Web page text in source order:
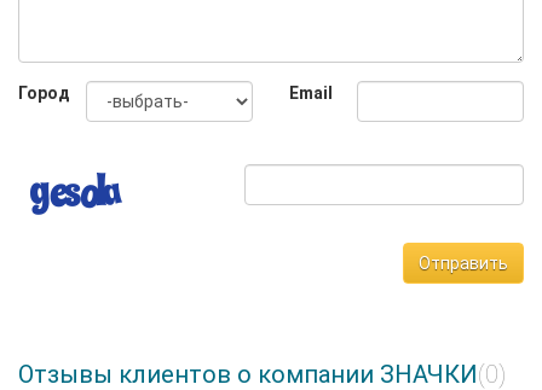
Город Email
Отправить
Отзывы клиентов о компании ЗНАЧКИ(0)